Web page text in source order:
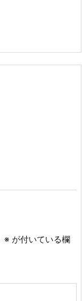
※ が付いている欄